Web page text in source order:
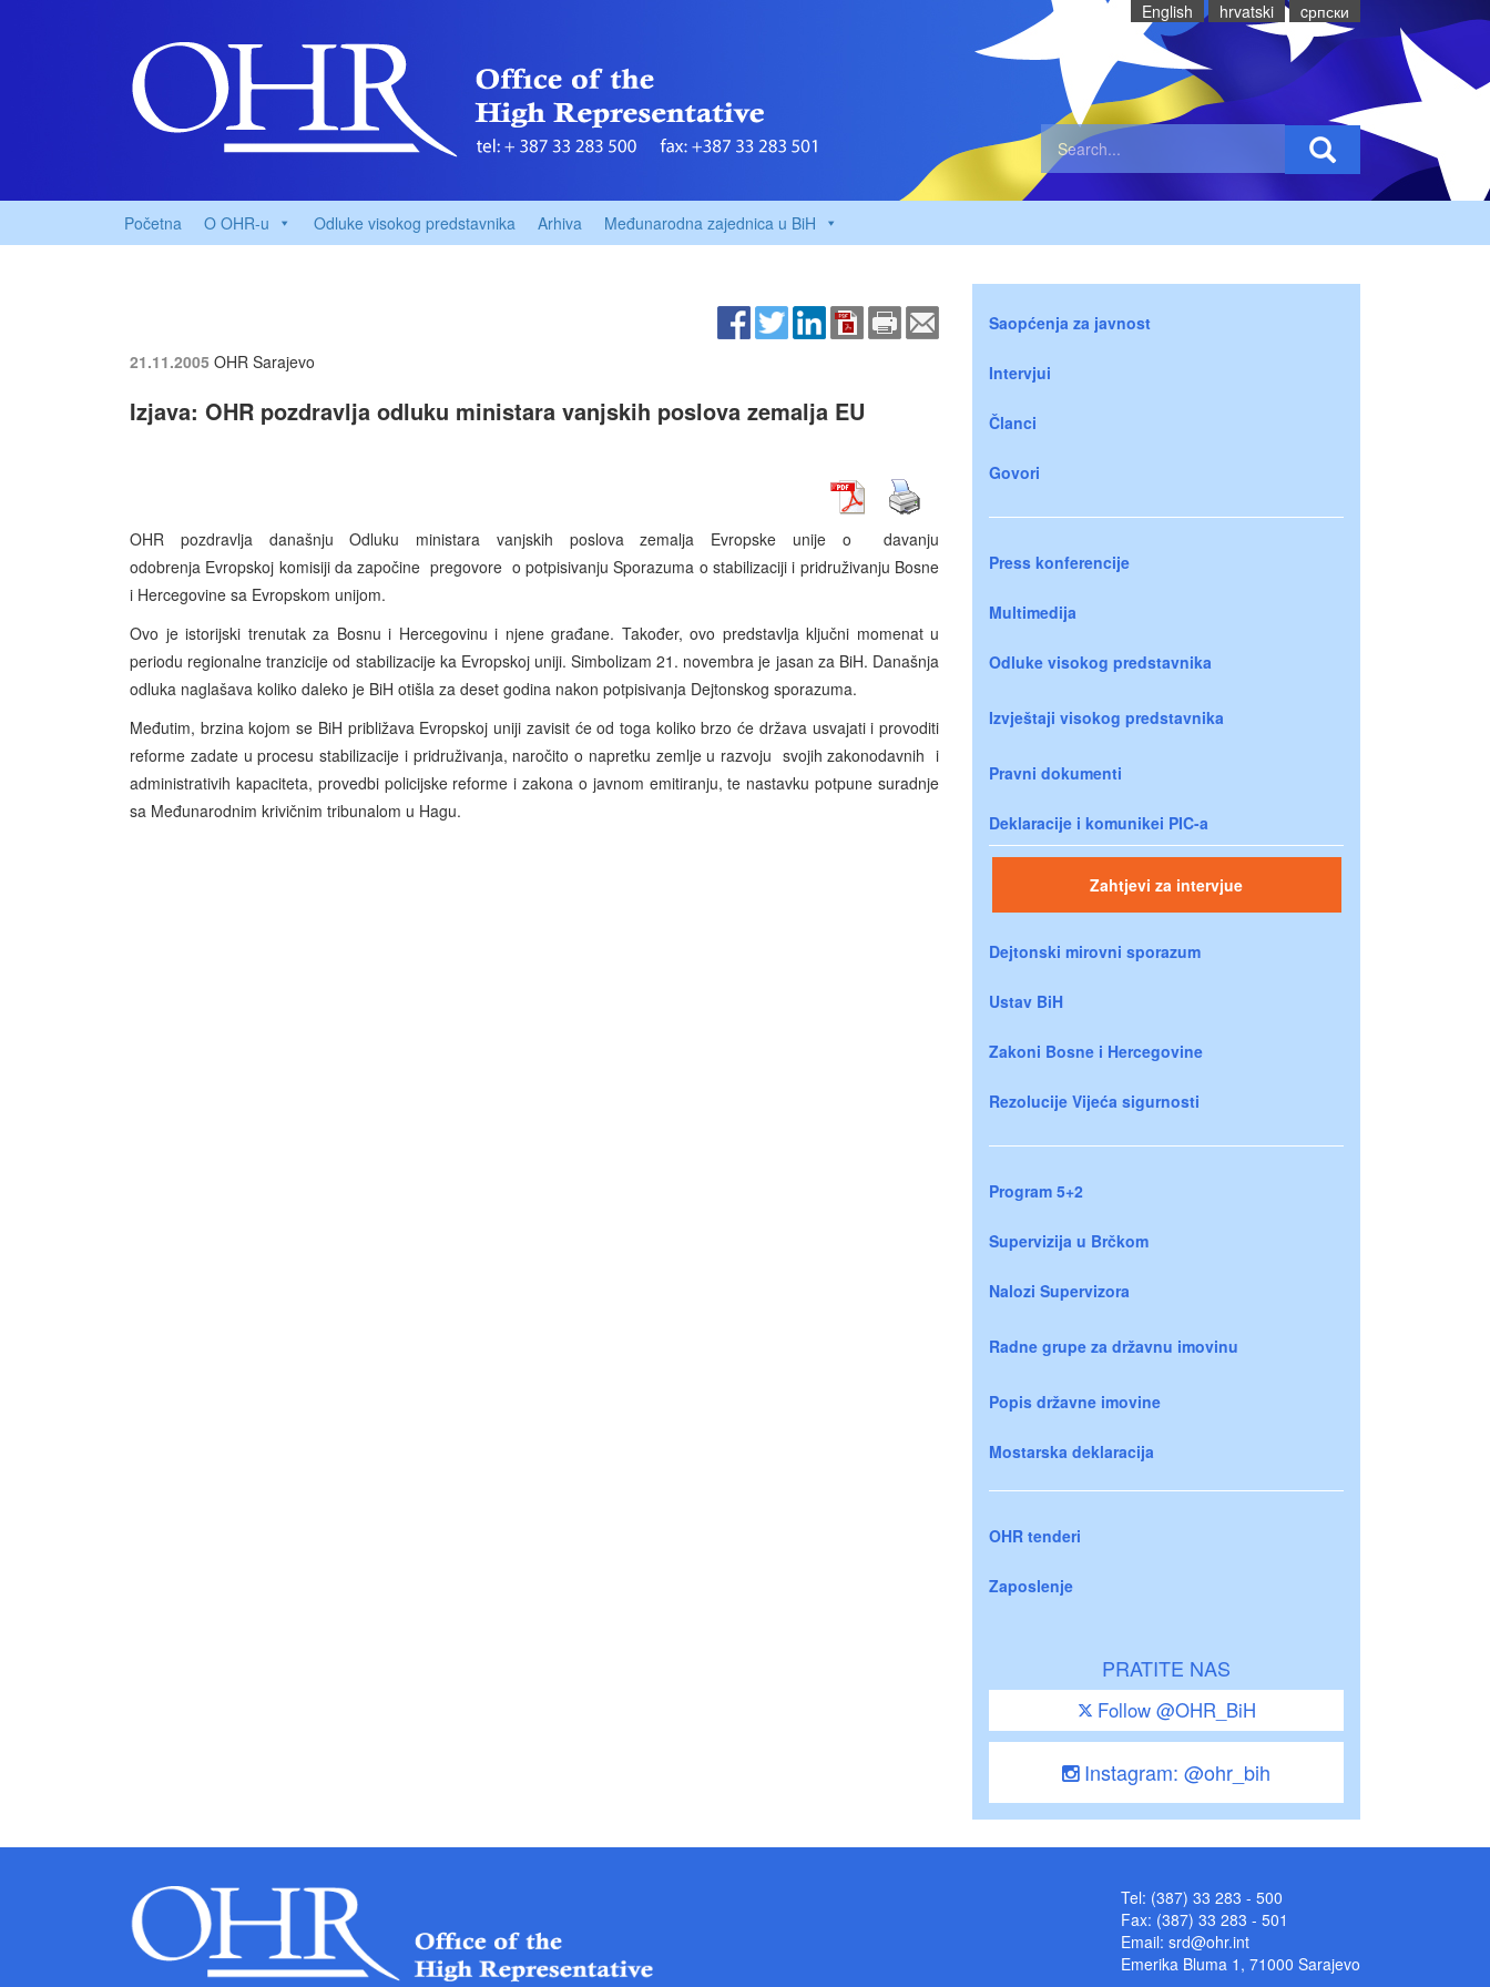
English hrvatski cрпски
Početna O OHR-u Odluke visokog predstavnika Arhiva Međunarodna zajednica u BiH
21.11.2005 OHR Sarajevo
Izjava: OHR pozdravlja odluku ministara vanjskih poslova zemalja EU
OHR pozdravlja današnju Odluku ministara vanjskih poslova zemalja Evropske unije o davanju
odobrenja Evropskoj komisiji da započine pregovore o potpisivanju Sporazuma o stabilizaciji i pridruživanju Bosne
i Hercegovine sa Evropskom unijom.
Ovo je istorijski trenutak za Bosnu i Hercegovinu i njene građane. Također, ovo predstavlja ključni momenat u
periodu regionalne tranzicije od stabilizacije ka Evropskoj uniji. Simbolizam 21. novembra je jasan za BiH. Današnja
odluka naglašava koliko daleko je BiH otišla za deset godina nakon potpisivanja Dejtonskog sporazuma.
Međutim, brzina kojom se BiH približava Evropskoj uniji zavisit će od toga koliko brzo će država usvajati i provoditi
reforme zadate u procesu stabilizacije i pridruživanja, naročito o napretku zemlje u razvoju svojih zakonodavnih i
administrativih kapaciteta, provedbi policijske reforme i zakona o javnom emitiranju, te nastavku potpune suradnje
sa Međunarodnim krivičnim tribunalom u Hagu.
Saopćenja za javnost
Intervjui
Članci
Govori
Press konferencije
Multimedija
Odluke visokog predstavnika
Izvještaji visokog predstavnika
Pravni dokumenti
Deklaracije i komunikei PIC-a
Zahtjevi za intervjue
Dejtonski mirovni sporazum
Ustav BiH
Zakoni Bosne i Hercegovine
Rezolucije Vijeća sigurnosti
Program 5+2
Supervizija u Brčkom
Nalozi Supervizora
Radne grupe za državnu imovinu
Popis državne imovine
Mostarska deklaracija
OHR tenderi
Zaposlenje
PRATITE NAS
Follow @OHR_BiH
Instagram: @ohr_bih
Tel: (387) 33 283 - 500
Fax: (387) 33 283 - 501
Email: srd@ohr.int
Emerika Bluma 1, 71000 Sarajevo